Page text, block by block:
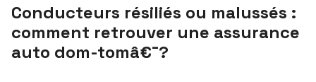
Conducteurs résiliés ou malussés :
comment retrouver une assurance
auto dom-tomâ€¯?